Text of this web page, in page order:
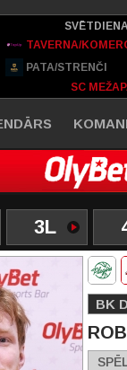
TAVERNA/
PATA/STRENČI
SC
3L
BK